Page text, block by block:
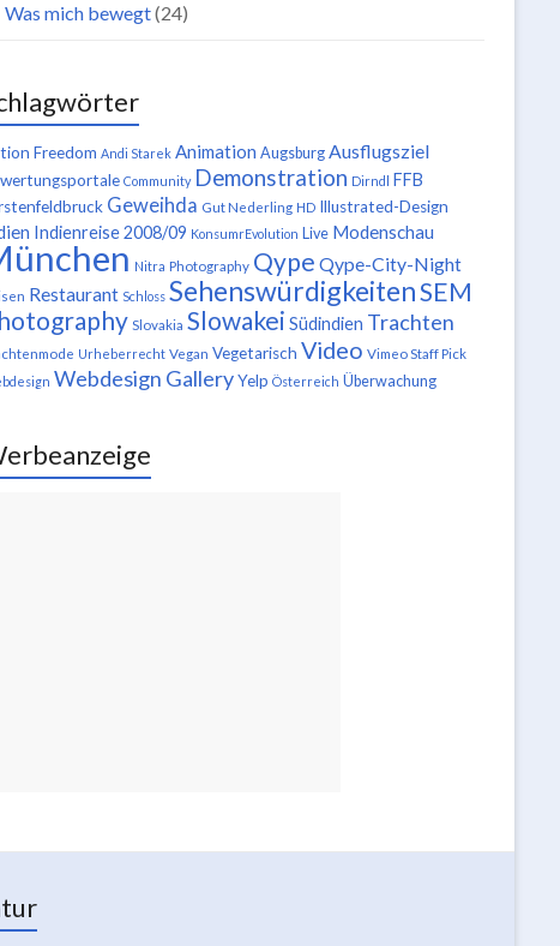
Was mich bewegt(24)
Freedom Andi Starek Animation Augsburg Ausflugsziel
Community Demonstration Dirndl FFB
Geweihda Gut Nederling HD Illustrated-Design
Indienreise 2008/09 KonsumrEvolution Live Modenschau
Nitra Photography Qype Qype-City-Night
Restaurant Schloss SehenswürdigkeitenSEM
Slovakia Slowakei Südindien Trachten
Urheberrecht Vegan Vegetarisch Video Vimeo Staff Pick
Webdesign GalleryYelp Österreich Überwachung